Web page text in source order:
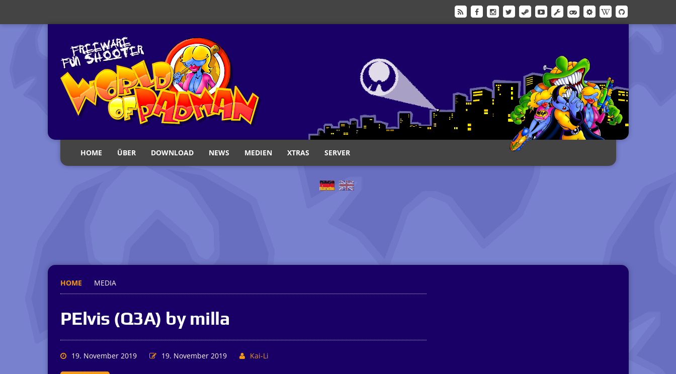
HOME ÜBER DOWNLOAD NEWS MEDIEN XTRAS SERVER
HOME MEDIA
PElvis (Q3A) by milla
19. November 2019 19. November 2019 Kai-Li